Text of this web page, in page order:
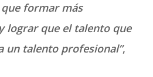
que formar más
lograr que el talento que
un talento profesional”,